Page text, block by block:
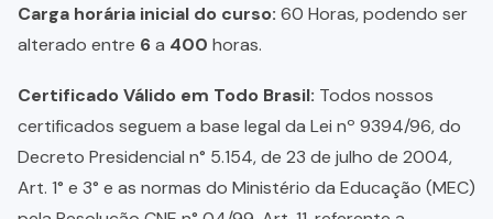
Carga horária inicial do curso: 60 Horas, podendo ser
alterado entre 6a 400 horas.
Certificado Válido em Todo Brasil: Todos nossos
certificados seguem a base legal da Lei nº 9394/96, do
Decreto Presidencial n° 5.154, de 23 de julho de 2004,
Art. 1° e 3° e as normas do Ministério da Educação (MEC)